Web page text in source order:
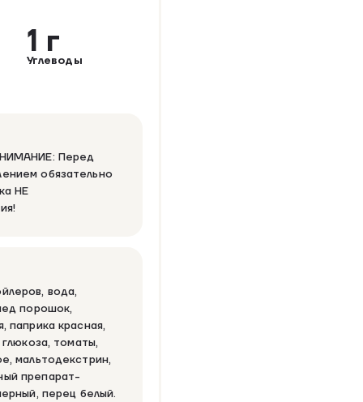
1 г
Углеводы
Перед
обязательно
НЕ
вода,
порошок,
паприка красная,
томаты,
мальтодекстрин,
препарат-
перец белый.